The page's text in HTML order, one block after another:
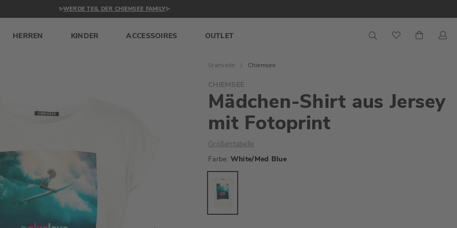
✨WERDE TEIL DER CHIEMSEE FAMILY✨
HERREN KINDER ACCESSOIRES OUTLET
Mein
CHIEMSEE
Mädchen-Shirt aus Jersey
mit Fotoprint
Größentabelle
Farbe White/Med Blue
Startseite Chiemsee